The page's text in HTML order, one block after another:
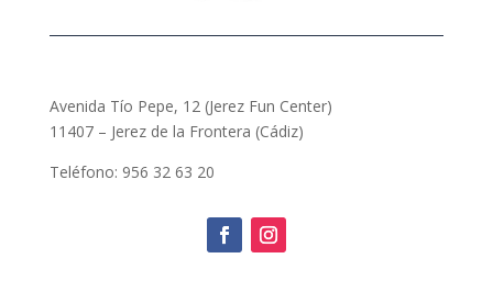
Avenida Tío Pepe, 12 (Jerez Fun Center)
11407 – Jerez de la Frontera (Cádiz)
Teléfono: 956 32 63 20